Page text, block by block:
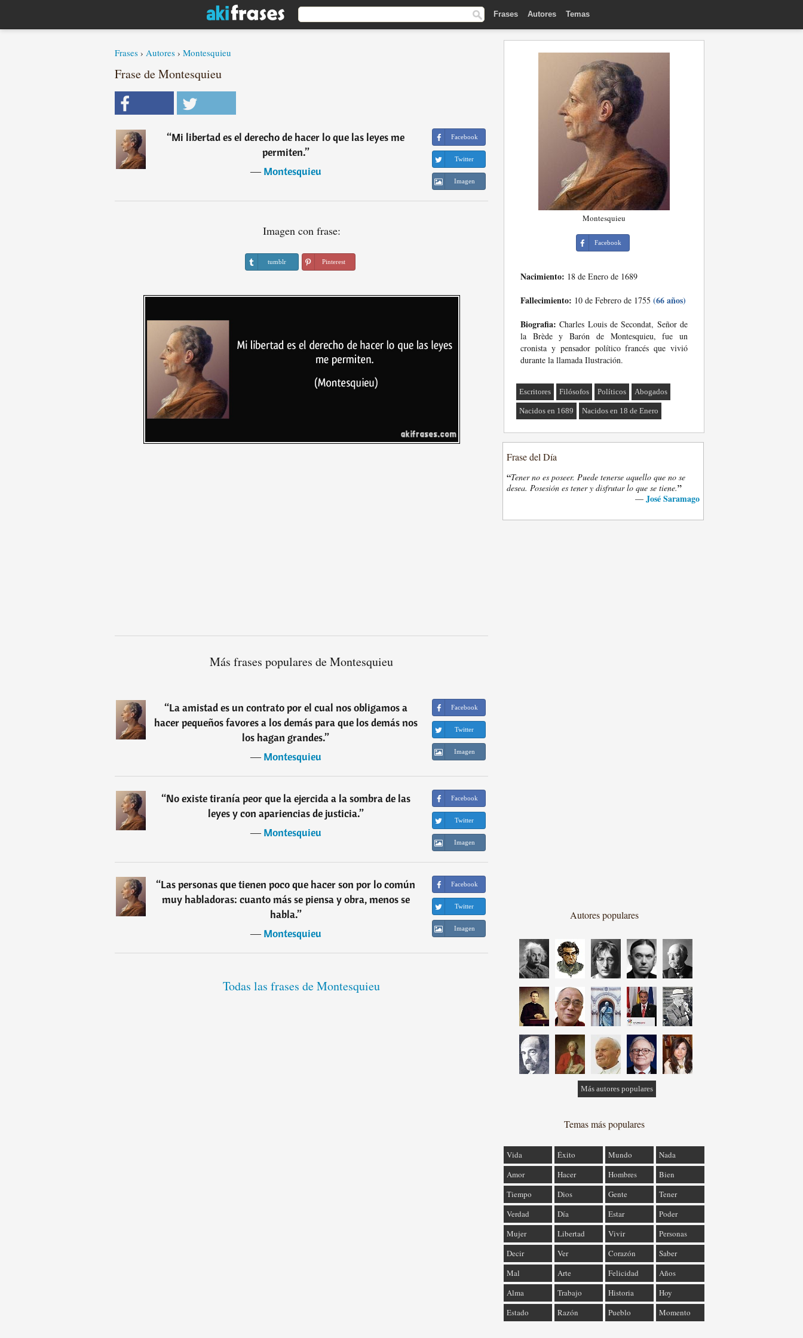
Frases Autores Temas
Frases › Autores › Montesquieu
Frase de Montesquieu
“Mi libertad es el derecho de hacer lo que las leyes me
permiten.”
―Montesquieu
Facebook
Twitter
Imagen
Imagen con frase:
tumblr Pinterest
Más frases populares de Montesquieu
“La amistad es un contrato por el cual nos obligamos a
hacer pequeños favores a los demás para que los demás nos
los hagan grandes.”
―Montesquieu
Facebook
Twitter
Imagen
“No existe tiranía peor que la ejercida a la sombra de las
leyes y con apariencias de justicia.”
―Montesquieu
Facebook
Twitter
Imagen
“Las personas que tienen poco que hacer son por lo común
muy habladoras: cuanto más se piensa y obra, menos se
habla.”
―Montesquieu
Facebook
Twitter
Imagen
Todas las frases de Montesquieu
Montesquieu
Facebook
Nacimiento: 18 de Enero de 1689
Fallecimiento: 10 de Febrero de 1755 (66 años)
Biografia: Charles Louis de Secondat, Señor de
la Brède y Barón de Montesquieu, fue un
cronista y pensador político francés que vivió
durante la llamada Ilustración.
Escritores Filósofos Políticos Abogados
Nacidos en 1689 Nacidos en 18 de Enero
Frase del Día
“Tener no es poseer. Puede tenerse aquello que no se
desea. Posesión es tener y disfrutar lo que se tiene.”
— José Saramago
Autores populares
Más autores populares
Temas más populares
Vida Éxito Mundo
Nada
Amor
Hacer Hombres
Bien
Tiempo
Dios Gente
Tener
Verdad
Día Estar
Poder
Mujer
Libertad Vivir
Personas
Decir
Ver Corazón
Saber
Mal
Arte Felicidad
Años
Alma
Trabajo Historia
Hoy
Estado
Razón Pueblo Momento